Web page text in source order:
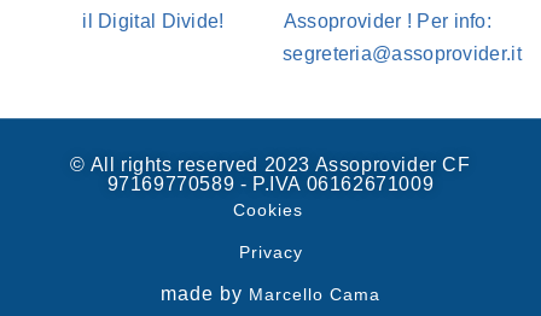
il Digital Divide!
Assoprovider ! Per info:
segreteria@assoprovider.it
© All rights reserved 2023 Assoprovider CF
97169770589 - P.IVA 06162671009
Cookies
Privacy
made by Marcello Cama